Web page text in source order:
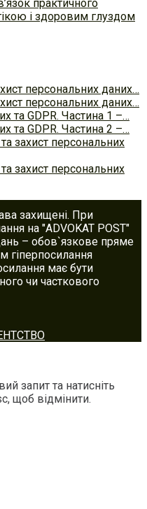
практичного
і здоровим глуздом
персональних даних…
персональних даних…
та GDPR. Частина 1 –…
та GDPR. Частина 2 –…
захист персональних
захист персональних
захищені. При
на "ADVOKAT POST"
– обов`язкове пряме
гіперпосилання
має бути
чи часткового
запит та натисніть
щоб відмінити.